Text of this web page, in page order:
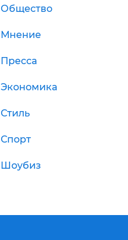
Общество
Мнение
Пресса
Экономика
Стиль
Спорт
Шоубиз